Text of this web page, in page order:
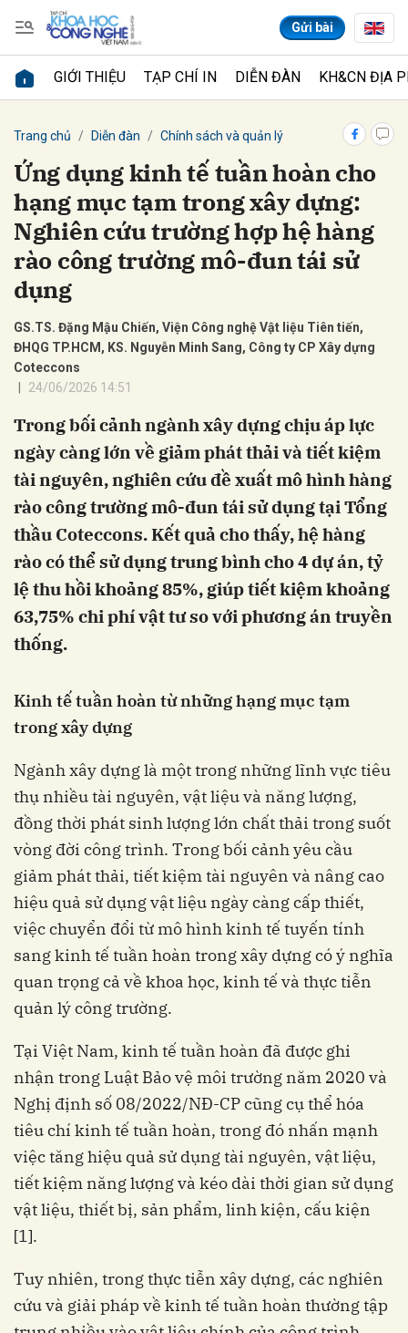
Gửi bài
GIỚI THIỆU TẠP CHÍ IN DIỄN ĐÀN KH&CN ĐỊA
Trang chủ Diễn đàn Chính sách và quản lý
Ứng dụng kinh tế tuần hoàn cho
hạng mục tạm trong xây dựng:
Nghiên cứu trường hợp hệ hàng
rào công trường mô-đun tái sử
dụng
GS.TS. Đặng Mậu Chiến, Viện Công nghệ Vật liệu Tiên tiến,
ĐHQG TP.HCM, KS. Nguyễn Minh Sang, Công ty CP Xây dựng
Coteccons
24/06/2026 14:51
Trong bối cảnh ngành xây dựng chịu áp lực
ngày càng lớn về giảm phát thải và tiết kiệm
tài nguyên, nghiên cứu đề xuất mô hình hàng
rào công trường mô-đun tái sử dụng tại Tổng
thầu Coteccons. Kết quả cho thấy, hệ hàng
rào có thể sử dụng trung bình cho 4 dự án, tỷ
lệ thu hồi khoảng 85%, giúp tiết kiệm khoảng
63,75% chi phí vật tư so với phương án truyền
thống.
Kinh tế tuần hoàn từ những hạng mục tạm
trong xây dựng
Ngành xây dựng là một trong những lĩnh vực tiêu
thụ nhiều tài nguyên, vật liệu và năng lượng,
đồng thời phát sinh lượng lớn chất thải trong suốt
vòng đời công trình. Trong bối cảnh yêu cầu
giảm phát thải, tiết kiệm tài nguyên và nâng cao
hiệu quả sử dụng vật liệu ngày càng cấp thiết,
việc chuyển đổi từ mô hình kinh tế tuyến tính
sang kinh tế tuần hoàn trong xây dựng có ý nghĩa
quan trọng cả về khoa học, kinh tế và thực tiễn
quản lý công trường.
Tại Việt Nam, kinh tế tuần hoàn đã được ghi
nhận trong Luật Bảo vệ môi trường năm 2020 và
Nghị định số 08/2022/NĐ-CP cũng cụ thể hóa
tiêu chí kinh tế tuần hoàn, trong đó nhấn mạnh
việc tăng hiệu quả sử dụng tài nguyên, vật liệu,
tiết kiệm năng lượng và kéo dài thời gian sử dụng
vật liệu, thiết bị, sản phẩm, linh kiện, cấu kiện
[1].
Tuy nhiên, trong thực tiễn xây dựng, các nghiên
cứu và giải pháp về kinh tế tuần hoàn thường tập
Gửi bình luận